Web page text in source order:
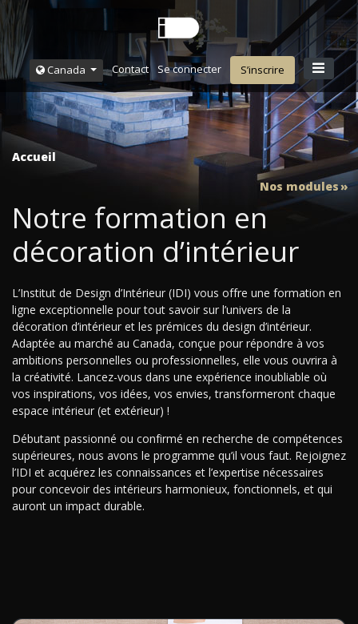
Canada Contact Se connecter S’inscrire
Accueil
Nos modules
Notre formation en
décoration d’intérieur
L’Institut de Design d’Intérieur (IDI) vous offre une formation en
ligne exceptionnelle pour tout savoir sur l’univers de la
décoration d’intérieur et les prémices du design d’intérieur.
Adaptée au marché au Canada, conçue pour répondre à vos
ambitions personnelles ou professionnelles, elle vous ouvrira à
la créativité. Lancez-vous dans une expérience inoubliable où
vos inspirations, vos idées, vos envies, transformeront chaque
espace intérieur (et extérieur) !
Débutant passionné ou confirmé en recherche de compétences
supérieures, nous avons le programme qu’il vous faut. Rejoignez
l’IDI et acquérez les connaissances et l’expertise nécessaires
pour concevoir des intérieurs harmonieux, fonctionnels, et qui
auront un impact durable.